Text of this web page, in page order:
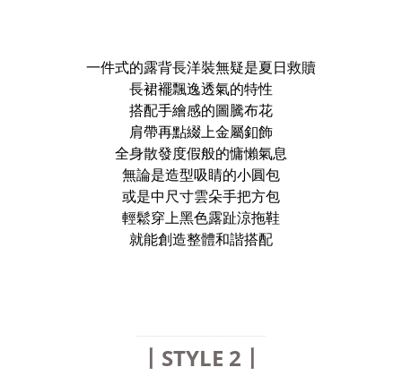
一件式的露背長洋裝無疑是夏日救贖
長裙襬飄逸透氣的特性
搭配手繪感的圖騰布花
肩帶再點綴上金屬釦飾
全身散發度假般的慵懶氣息
無論是造型吸睛的小圓包
或是中尺寸雲朵手把方包
輕鬆穿上黑色露趾涼拖鞋
就能創造整體和諧搭配
〡STYLE 2〡